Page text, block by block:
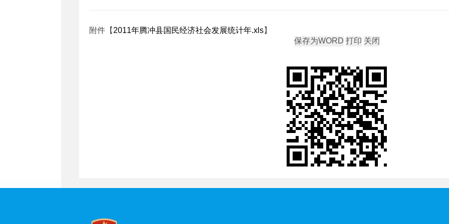
附件【 2011年腾冲县国民经济社会发展统计年.xls】